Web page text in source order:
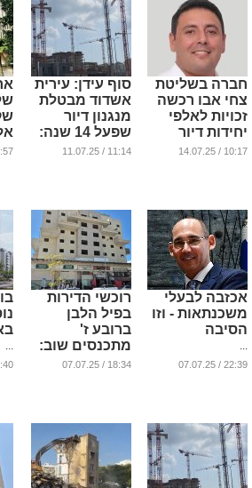
חברה בשליטת
צחי אבו רכשה
זכויות לאלפי
יחידות דיור
באשדוד
10:17 / 14.07.25
סוף עידן: עירית
אשדוד מבטלת
מנגנון דיור
שפעל 14 שנה:
"השוק השתנה"
11:14 / 11.07.25
אכזבה לבעלי
משכנתאות - וזו
הסיבה
...
22:39 / 07.07.25
רוכשי הדירות
בפיל הלבן
ברובע ז'
מתכנסים שוב:
מה עכשיו על
18:34 / 07.07.25
...